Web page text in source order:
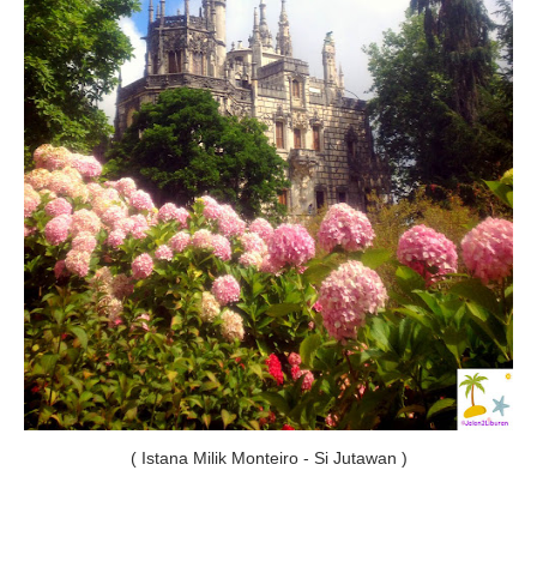
( Istana Milik Monteiro - Si Jutawan )